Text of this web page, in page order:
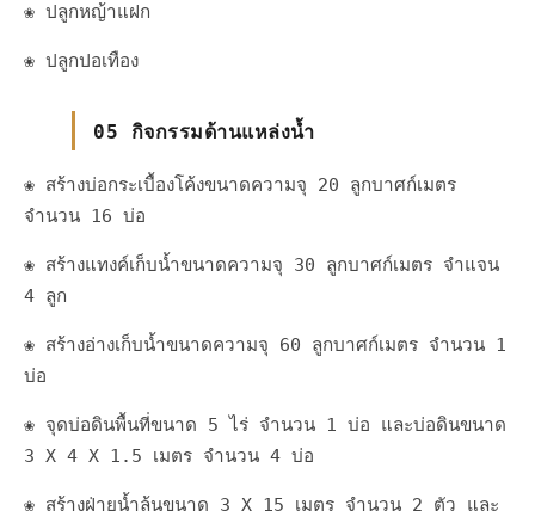
❀ ปลูกหญ้าแฝก
❀ ปลูกปอเทือง
05 กิจกรรมด้านแหล่งน้ำ
❀ สร้างบ่อกระเบื้องโค้งขนาดความจุ 20 ลูกบาศก์เมตร
จำนวน 16 บ่อ
❀ สร้างแทงค์เก็บน้ำขนาดความจุ 30 ลูกบาศก์เมตร จำแจน
4 ลูก
❀ สร้างอ่างเก็บน้ำขนาดความจุ 60 ลูกบาศก์เมตร จำนวน 1
บ่อ
❀ จุดบ่อดินพื้นที่ขนาด 5 ไร่ จำนวน 1 บ่อ และบ่อดินขนาด
3 X 4 X 1.5 เมตร จำนวน 4 บ่อ
❀ สร้างฝ่ายน้ำล้นขนาด 3 X 15 เมตร จำนวน 2 ตัว และ